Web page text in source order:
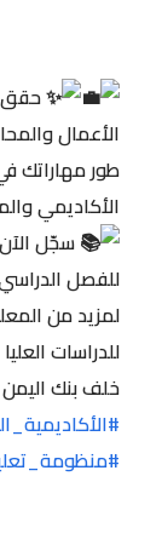
حقق
الأعمال
طور مهاراتك
الأكاديمي
سجّل
للفصل الدراسي
لمزيد من
للدراسات
خلف بنك اليمن